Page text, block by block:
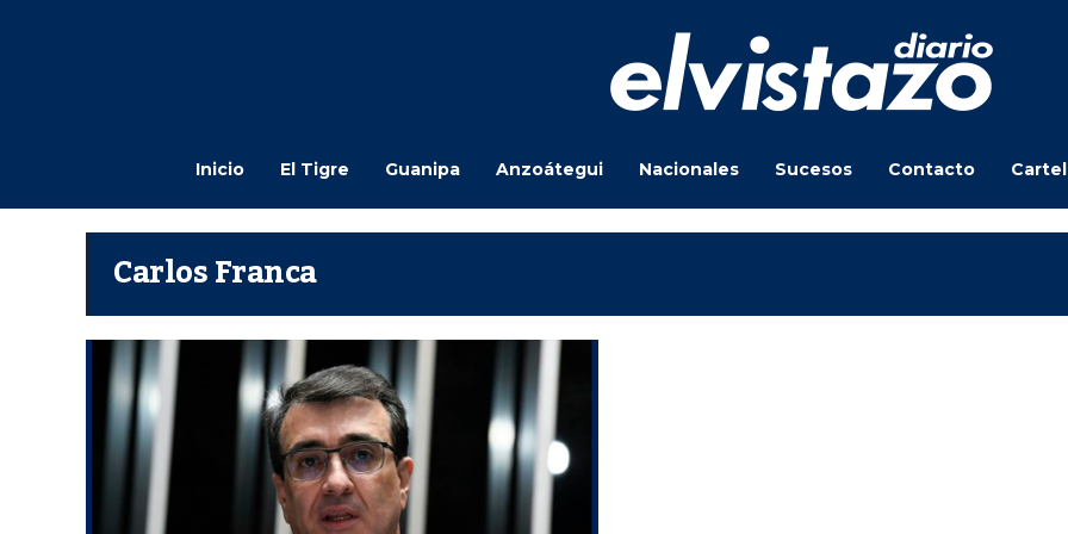
Inicio El Tigre Guanipa Anzoátegui Nacionales Sucesos Contacto
Carlos Franca